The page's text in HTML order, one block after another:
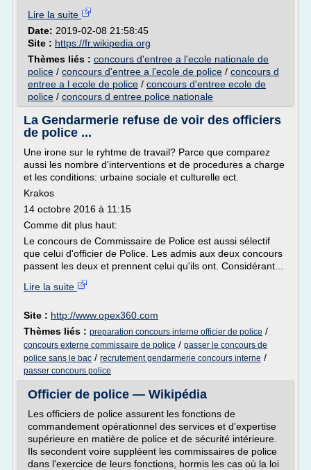
Lire la suite
Date: 2019-02-08 21:58:45
Site : https://fr.wikipedia.org
Thèmes liés : concours d'entree a l'ecole nationale de
police / concours d'entree a l'ecole de police / concours d
entree a l ecole de police / concours d'entree ecole de
police / concours d entree police nationale
La Gendarmerie refuse de voir des officiers
de police ...
Une irone sur le ryhtme de travail? Parce que comparez
aussi les nombre d'interventions et de procedures a charge
et les conditions: urbaine sociale et culturelle ect.
Krakos
14 octobre 2016 à 11:15
Comme dit plus haut:
Le concours de Commissaire de Police est aussi sélectif
que celui d'officier de Police. Les admis aux deux concours
passent les deux et prennent celui qu'ils ont. Considérant...
Lire la suite
Site : http://www.opex360.com
Thèmes liés : preparation concours interne officier de police /
concours externe commissaire de police / passer le concours de
police sans le bac / recrutement gendarmerie concours interne /
passer concours police
Officier de police — Wikipédia
Les officiers de police assurent les fonctions de
commandement opérationnel des services et d'expertise
supérieure en matière de police et de sécurité intérieure.
Ils secondent voire suppléent les commissaires de police
dans l'exercice de leurs fonctions, hormis les cas où la loi